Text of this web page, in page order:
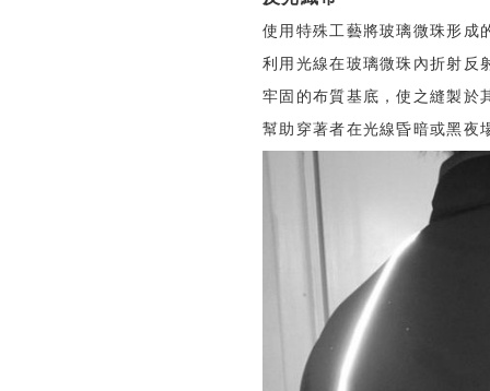
使用特殊工藝將玻璃微珠形成
利用光線在玻璃微珠內折射反
牢固的布質基底，使之縫製於
幫助穿著者在光線昏暗或黑夜